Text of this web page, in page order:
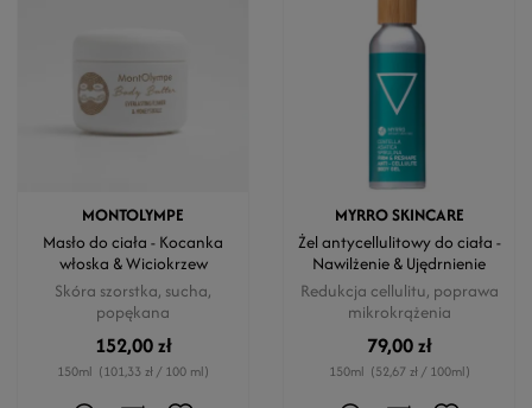
MONTOLYMPE
Masło do ciała - Kocanka
włoska & Wiciokrzew
Skóra szorstka, sucha,
popękana
152,00 zł
150ml (101,33 zł / 100 ml)
MYRRO SKINCARE
Żel antycellulitowy do ciała -
Nawilżenie & Ujędrnienie
Redukcja cellulitu, poprawa
mikrokrążenia
79,00 zł
150ml (52,67 zł / 100ml)